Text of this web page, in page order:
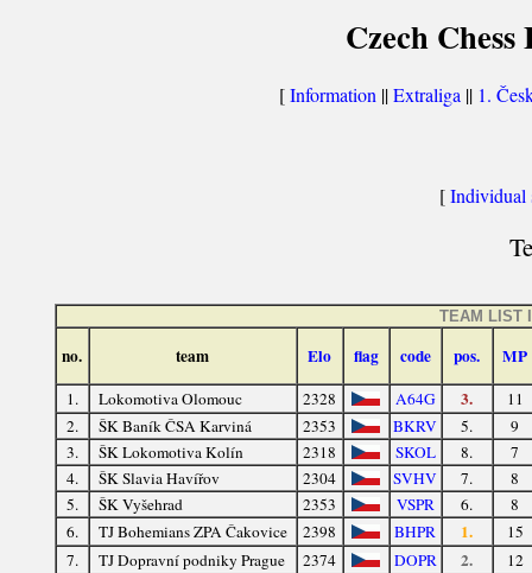
Czech
[Information ||Extraliga || 1.
[Individual
TEAM LIST
no. team Elo flag code pos. MP
1. Lokomotiva Olomouc 2328 A64G 3.
11
2.
ŠK Baník ČSA Karviná 2353 BKRV 5.
9
3.
ŠK Lokomotiva Kolín 2318 SKOL 8.
7
4.
ŠK Slavia Havířov 2304 SVHV 7.
8
5.
ŠK Vyšehrad 2353 VSPR 6.
8
6.
TJ Bohemians ZPA Čakovice 2398 BHPR 1.
15
7.
TJ Dopravní podniky Prague 2374 DOPR 2.
12